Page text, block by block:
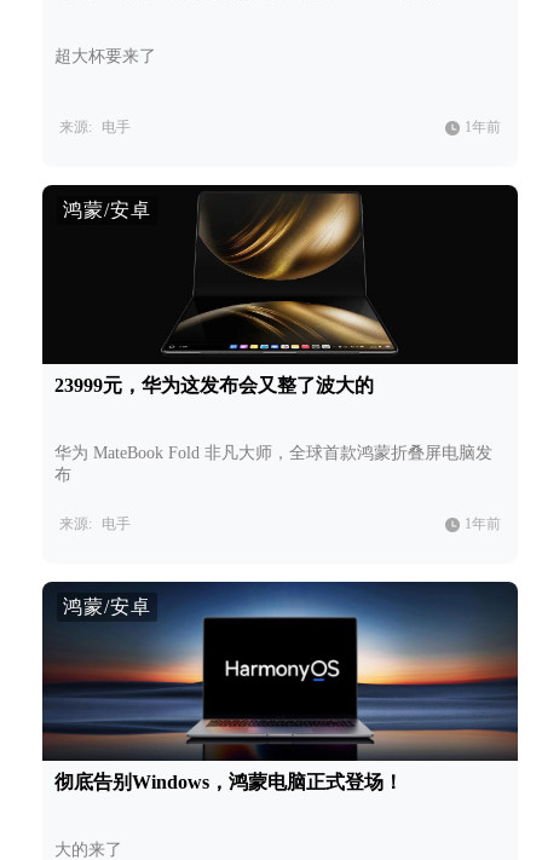
超大杯要来了
来源: 电手 1年前
鸿蒙/安卓
23999元，华为这发布会又整了波大的
华为 MateBook Fold 非凡大师，全球首款鸿蒙折叠屏电脑发
布
来源: 电手 1年前
鸿蒙/安卓
彻底告别Windows，鸿蒙电脑正式登场！
大的来了